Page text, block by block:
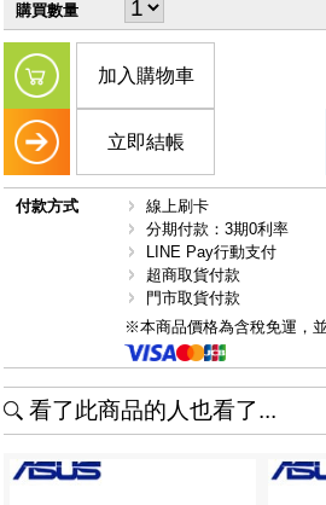
購買數量
加入購物車
立即結帳
付款方式
線上刷卡
分期付款：3期0利率
LINE Pay行動支付
超商取貨付款
門市取貨付款
※本商品價格為含稅免運，
看了此商品的人也看了...